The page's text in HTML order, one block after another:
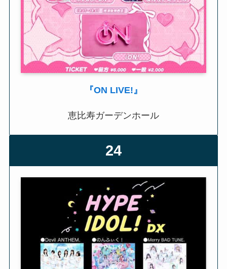
『ON LIVE!』
恵比寿ガーデンホール
24